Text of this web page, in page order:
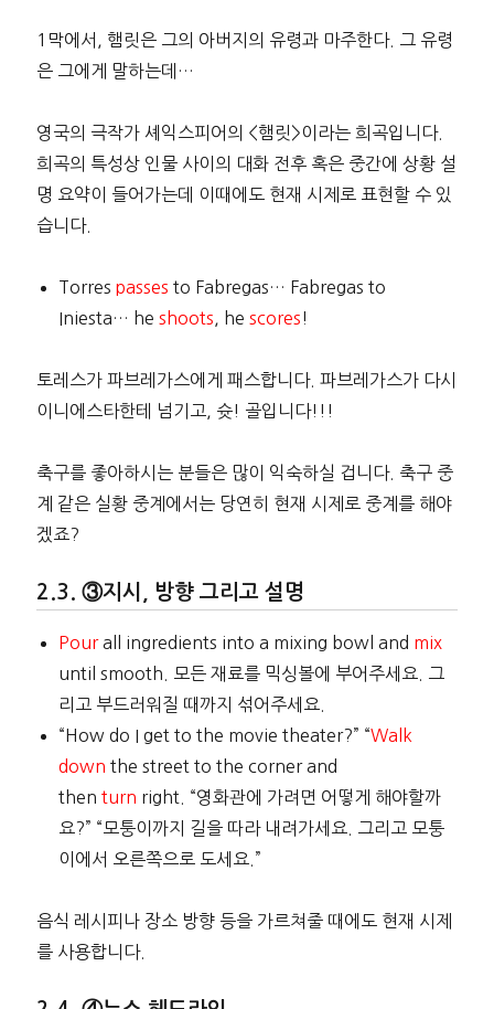
1막에서, 햄릿은 그의 아버지의 유령과 마주한다. 그 유령
은 그에게 말하는데…
영국의 극작가 셰익스피어의 <햄릿>이라는 희곡입니다.
희곡의 특성상 인물 사이의 대화 전후 혹은 중간에 상황 설
명 요약이 들어가는데 이때에도 현재 시제로 표현할 수 있
습니다.
Torres passes to Fabregas… Fabregas to
Iniesta… he shoots , he scores!
토레스가 파브레가스에게 패스합니다. 파브레가스가 다시
이니에스타한테 넘기고, 슛! 골입니다!!!
축구를 좋아하시는 분들은 많이 익숙하실 겁니다. 축구 중
계 같은 실황 중계에서는 당연히 현재 시제로 중계를 해야
겠죠?
③지시, 방향 그리고 설명
Pourall ingredients into a mixing bowl and mix
until smooth. 모든 재료를 믹싱볼에 부어주세요. 그
리고 부드러워질 때까지 섞어주세요.
“How do I get to the movie theater?” “Walk
down the street to the corner and
then turn right. “영화관에 가려면 어떻게 해야할까
요?” “모퉁이까지 길을 따라 내려가세요. 그리고 모퉁
이에서 오른쪽으로 도세요.”
음식 레시피나 장소 방향 등을 가르쳐줄 때에도 현재 시제
를 사용합니다.